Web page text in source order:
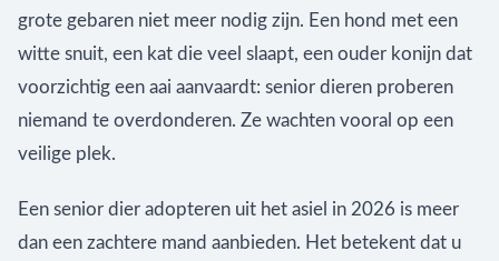
grote gebaren niet meer nodig zijn. Een hond met een
witte snuit, een kat die veel slaapt, een ouder konijn dat
voorzichtig een aai aanvaardt: senior dieren proberen
niemand te overdonderen. Ze wachten vooral op een
veilige plek.
Een senior dier adopteren uit het asiel in 2026 is meer
dan een zachtere mand aanbieden. Het betekent dat u